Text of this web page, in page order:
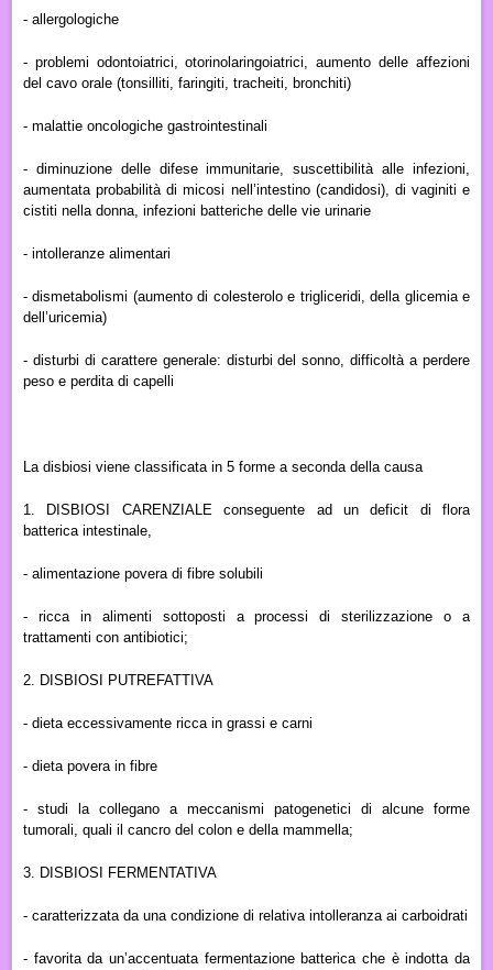
- allergologiche
- problemi odontoiatrici, otorinolaringoiatrici, aumento delle affezioni
del cavo orale (tonsilliti, faringiti, tracheiti, bronchiti)
- malattie oncologiche gastrointestinali
- diminuzione delle difese immunitarie, suscettibilità alle infezioni,
aumentata probabilità di micosi nell’intestino (candidosi), di vaginiti e
cistiti nella donna, infezioni batteriche delle vie urinarie
- intolleranze alimentari
- dismetabolismi (aumento di colesterolo e trigliceridi, della glicemia e
dell’uricemia)
- disturbi di carattere generale: disturbi del sonno, difficoltà a perdere
peso e perdita di capelli
La disbiosi viene classificata in 5 forme a seconda della causa
1. DISBIOSI CARENZIALEconseguente ad un deficit di flora
batterica intestinale,
- alimentazione povera di fibre solubili
- ricca in alimenti sottoposti a processi di sterilizzazione o a
trattamenti con antibiotici;
2. DISBIOSI PUTREFATTIVA
- dieta eccessivamente ricca in grassi e carni
- dieta povera in fibre
- studi la collegano a meccanismi patogenetici di alcune forme
tumorali, quali il cancro del colon e della mammella;
3. DISBIOSI FERMENTATIVA
- caratterizzata da una condizione di relativa intolleranza ai carboidrati
- favorita da un’accentuata fermentazione batterica che è indotta da